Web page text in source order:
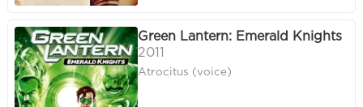
Green Lantern: Emerald Knights
2011
Atrocitus (voice)